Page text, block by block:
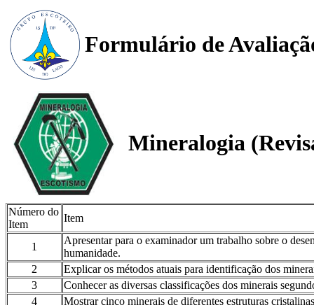
Formulário de
Mineralogia
Número do
Item
Item
1
Apresentar para o examinador um trabalho sobre o
humanidade.
2
Explicar os métodos atuais para identificação dos
3
Conhecer as diversas classificações dos minerais
4
Mostrar cinco minerais de diferentes estruturas